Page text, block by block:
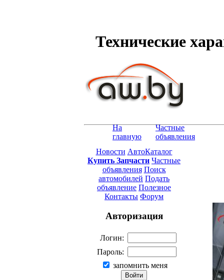
Технические
На
главную
Частные
объявления
Новости АвтоКаталог
Купить Запчасти Частные
объявления Поиск
автомобилей Подать
объявление Полезное
Контакты Форум
Авторизация
Логин:
Пароль:
запомнить меня